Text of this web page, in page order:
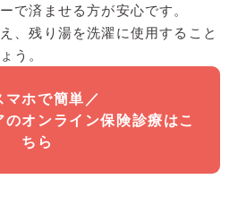
で済ませる方が安心です。
、残り湯を洗濯に使用すること
う。
マホで簡単／
オンライン保険診療はこ
ちら